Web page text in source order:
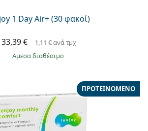
1 Day Air+ (30 φακοί)
33,39 € 1,11 €ανά τμχ
άμεσα διαθέσιμο
ΠΡΟΤΕΙΝΌΜΕΝΟ